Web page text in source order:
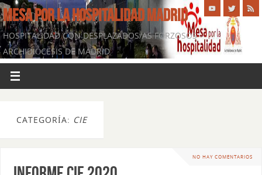
MESA POR LA HOSPITALIDAD MADRID
HOSPITALIDAD CON DESPLAZADOS/AS FORZOSOS -
ARCHIDIÓCESIS DE MADRID
CATEGORÍA: CIE
NO HAY COMENTARIOS